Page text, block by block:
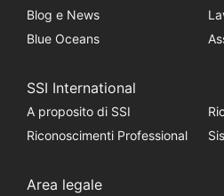
Blog e News
Blue Oceans
SSI International
A proposito di SSI
Riconoscimenti Professional
Area legale